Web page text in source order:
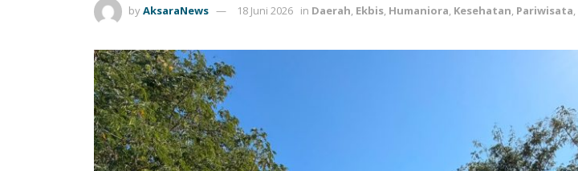
byAksaraNews 18 Juni 2026 in Daerah, Ekbis, Humaniora, Kesehatan, Pariwisata,